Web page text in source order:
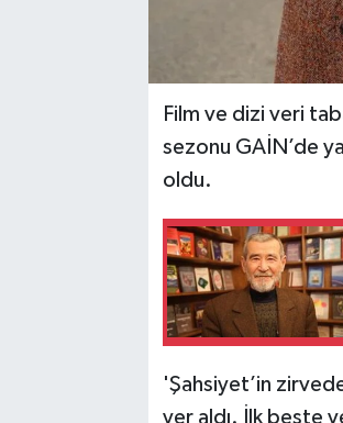
Film ve dizi veri
sezonu GAİN’de
oldu.
'Şahsiyet’in
yer aldı. İlk beşte